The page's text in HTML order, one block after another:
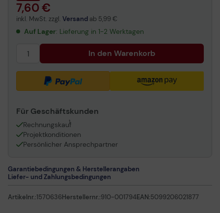
7,60 €
inkl. MwSt. zzgl. Versand ab 5,99 €
Auf Lager: Lieferung in 1-2 Werktagen
In den Warenkorb
Für Geschäftskunden
Rechnungskauf
1
Projektkonditionen
Persönlicher Ansprechpartner
Garantiebedingungen & Herstellerangaben
Liefer- und Zahlungsbedingungen
Artikelnr.:1570636Herstellernr.:910-001794EAN:5099206021877